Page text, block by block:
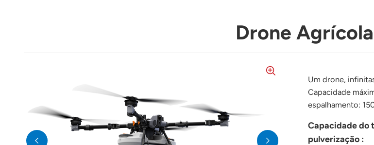
Drone
Um drone,
Capacidade
espalhamento:
Capacidade do
pulverização :